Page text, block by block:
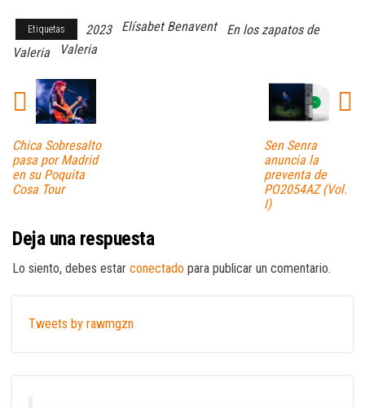
Etiquetas 2023 Elísabet Benavent
En los zapatos de
Valeria
Valeria
Chica Sobresalto
pasa por Madrid
en su Poquita
Cosa Tour
Sen Senra
anuncia la
preventa de
PO2054AZ (Vol.
I)
Deja una respuesta
Lo siento, debes estar conectado para publicar un comentario.
Tweets by rawmgzn